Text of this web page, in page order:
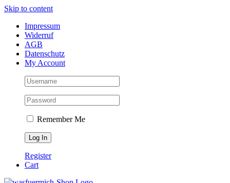
Skip to content
Impressum
Widerruf
AGB
Datenschutz
My Account
Remember Me
Register
Cart